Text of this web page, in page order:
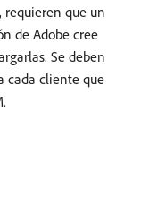
requieren que un
de Adobe cree
Se deben
cada cliente que